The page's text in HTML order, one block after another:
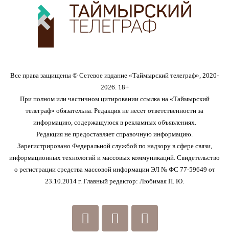
Все права защищены © Сетевое издание «Таймырский телеграф», 2020-
2026. 18+
При полном или частичном цитировании ссылка на «Таймырский
телеграф» обязательна. Редакция не несет ответственности за
информацию, содержащуюся в рекламных объявлениях.
Редакция не предоставляет справочную информацию.
Зарегистрировано Федеральной службой по надзору в сфере связи,
информационных технологий и массовых коммуникаций. Свидетельство
о регистрации средства массовой информации ЭЛ № ФС 77-59649 от
23.10.2014 г. Главный редактор: Любимая П. Ю.